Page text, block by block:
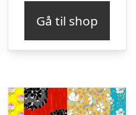
Gå til shop